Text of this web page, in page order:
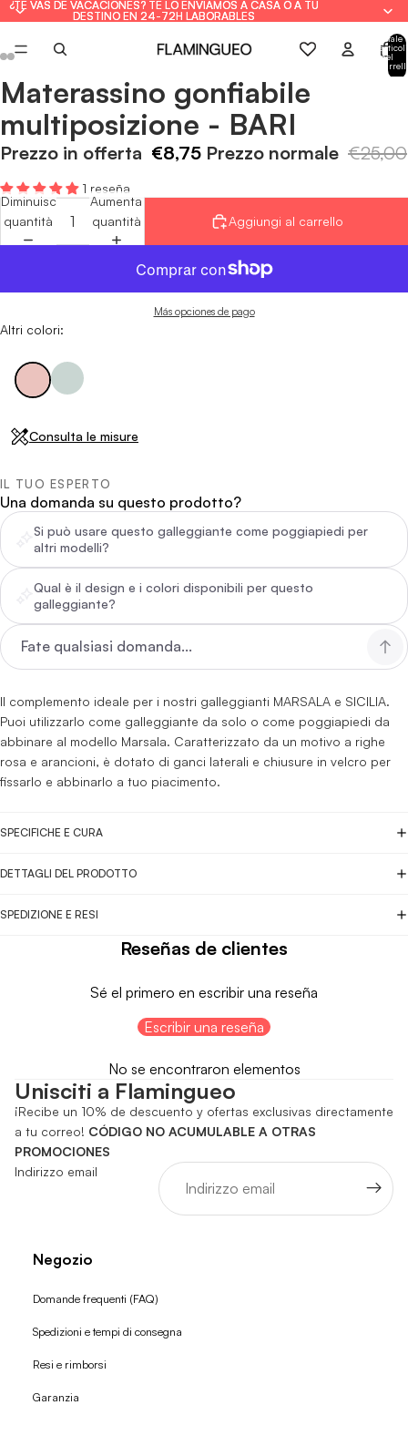
¿TE VAS DE VACACIONES? TE LO ENVIAMOS A CASA O A TU
DESTINO EN 24-72H LABORABLES
¿TE VAS DE VACACIONES? TE LO ENVIAMOS A CASA O A TU
DESTINO EN 24-72H LABORABLES
Totale
articoli
nel
Apri
immagine
a
schermo
Apri
immagine
a
schermo
Apri
immagine
a
schermo
Apri
immagine
a
schermo
Apri
immagine
a
schermo
Apri
immagine
a
schermo
Materassino gonfiabile
multiposizione - BARI
Prezzo in offerta €8,75 Prezzo normale €25,00
1 reseña
Diminuisci
quantità
Aumenta
quantità
Aggiungi al carrello
Más opciones de pago
Altri colori:
Consulta le misure
IL TUO ESPERTO
Una domanda su questo prodotto?
Si può usare questo galleggiante come poggiapiedi per
altri modelli?
Qual è il design e i colori disponibili per questo
galleggiante?
Il complemento ideale per i nostri galleggianti MARSALA e SICILIA.
Puoi utilizzarlo come galleggiante da solo o come poggiapiedi da
abbinare al modello Marsala. Caratterizzato da un motivo a righe
rosa e arancioni, è dotato di ganci laterali e chiusure in velcro per
fissarlo e abbinarlo a tuo piacimento.
SPECIFICHE E CURA
DETTAGLI DEL PRODOTTO
SPEDIZIONE E RESI
Reseñas de clientes
Sé el primero en escribir una reseña
Escribir una reseña
No se encontraron elementos
Unisciti a Flamingueo
¡Recibe un 10% de descuento y ofertas exclusivas directamente
a tu correo! CÓDIGO NO ACUMULABLE A OTRAS
PROMOCIONES
Indirizzo email
Negozio
Domande frequenti (FAQ)
Spedizioni e tempi di consegna
Resi e rimborsi
Garanzia